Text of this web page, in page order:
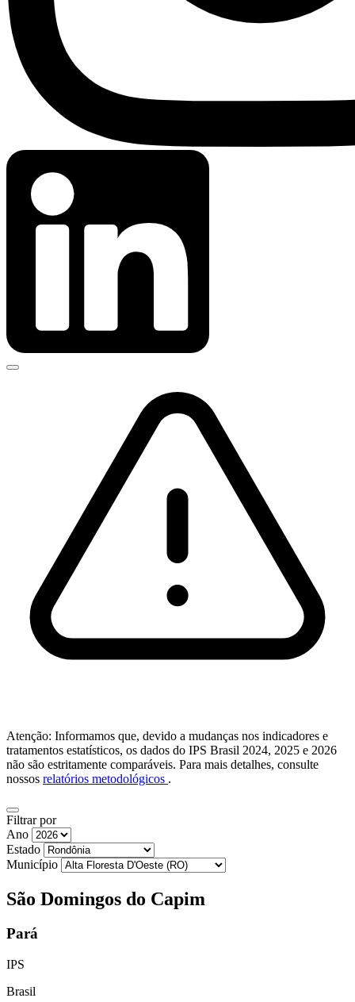
Atenção: Informamos que, devido a mudanças nos indicadores e
tratamentos estatísticos, os dados do IPS Brasil 2024, 2025 e 2026
não são estritamente comparáveis. Para mais detalhes, consulte
nossos relatórios metodológicos .
Filtrar por
Ano
Estado
Município
São Domingos do Capim
Pará
IPS
Brasil